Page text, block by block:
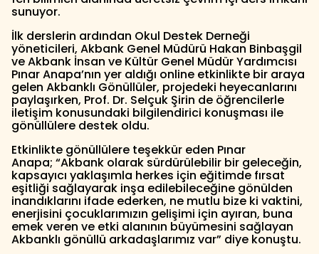
sunuyor.
İlk derslerin ardından Okul Destek Derneği
yöneticileri, Akbank Genel Müdürü Hakan Binbaşgil
ve Akbank İnsan ve Kültür Genel Müdür Yardımcısı
Pınar Anapa’nın yer aldığı online etkinlikte bir araya
gelen Akbanklı Gönüllüler, projedeki heyecanlarını
paylaşırken, Prof. Dr. Selçuk Şirin de öğrencilerle
iletişim konusundaki bilgilendirici konuşması ile
gönüllülere destek oldu.
Etkinlikte gönüllülere teşekkür eden Pınar
Anapa; “Akbank olarak sürdürülebilir bir geleceğin,
kapsayıcı yaklaşımla herkes için eğitimde fırsat
eşitliği sağlayarak inşa edilebileceğine gönülden
inandıklarını ifade ederken, ne mutlu bize ki vaktini,
enerjisini çocuklarımızın gelişimi için ayıran, buna
emek veren ve etki alanının büyümesini sağlayan
Akbanklı gönüllü arkadaşlarımız var” diye konuştu.